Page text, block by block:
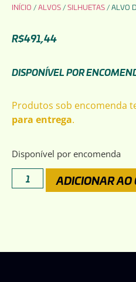
INÍCIO /ALVOS /SILHUETAS / ALVO
R$491,44
DISPONÍVEL POR
Produtos sob encomenda
para entrega.
Disponível por encomenda
ADICIONAR AO